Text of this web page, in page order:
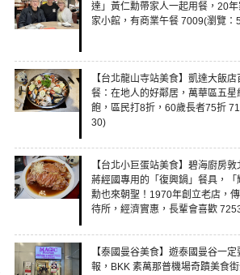
達」黃仁勳帶家人一起用餐，20
家小館，有商業午餐 7009(瀏覽：
【台北龍山寺站美食】凱達大飯店
餐：在地人的好鄰居，萬華區五星
飽，區民打8折，60歲長者75折
30)
【台北小巨蛋站美食】碧海廚房敦
蔣經國專用的「復興鍋」餐具，「
勳也來朝聖！1970年創立老店，
待所，經濟實惠，長輩會喜歡
【泰國曼谷美食】遊泰國曼谷一
報，BKK 素萬那普機場奇蹟美食